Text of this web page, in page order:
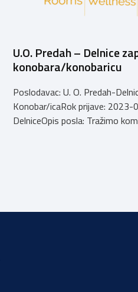
U.O. Predah – Delnice
konobara/konobaricu
Poslodavac: U. O. Predah-
Konobar/icaRok prijave:
DelniceOpis posla: Tražimo